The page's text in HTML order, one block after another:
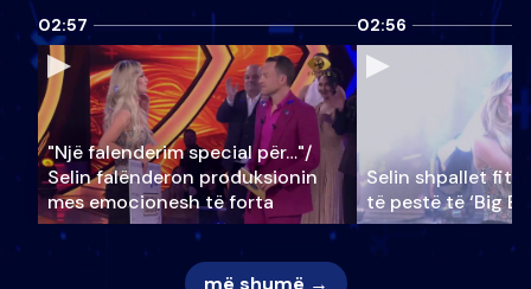
02:57
"Një falenderim special për…"/
Selin falënderon produksionin
mes emocionesh të forta
02:56
Selin shpallet
të pestë të ‘Big
më shumë →